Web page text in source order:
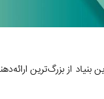
بنیاد از بزرگ‌ترین